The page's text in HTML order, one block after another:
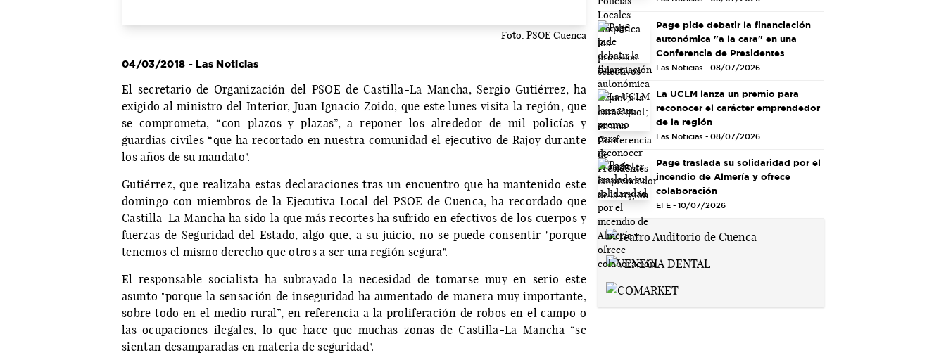
Foto: PSOE Cuenca
04/03/2018 - Las Noticias
El secretario de Organización del PSOE de Castilla-La Mancha, Sergio Gutiérrez, ha
exigido al ministro del Interior, Juan Ignacio Zoido, que este lunes visita la región, que
se comprometa, “con plazos y plazas”, a reponer los alrededor de mil policías y
guardias civiles “que ha recortado en nuestra comunidad el ejecutivo de Rajoy durante
los años de su mandato".
Gutiérrez, que realizaba estas declaraciones tras un encuentro que ha mantenido este
domingo con miembros de la Ejecutiva Local del PSOE de Cuenca, ha recordado que
Castilla-La Mancha ha sido la que más recortes ha sufrido en efectivos de los cuerpos y
fuerzas de Seguridad del Estado, algo que, a su juicio, no se puede consentir "porque
tenemos el mismo derecho que otros a ser una región segura".
El responsable socialista ha subrayado la necesidad de tomarse muy en serio este
asunto "porque la sensación de inseguridad ha aumentado de manera muy importante,
sobre todo en el medio rural”, en referencia a la proliferación de robos en el campo o
las ocupaciones ilegales, lo que hace que muchas zonas de Castilla-La Mancha “se
sientan desamparadas en materia de seguridad".
Page pide debatir la financiación
autonómica "a la cara" en una
Conferencia de Presidentes
Las Noticias - 08/07/2026
La UCLM lanza un premio para
reconocer el carácter emprendedor
de la región
Las Noticias - 08/07/2026
Page traslada su solidaridad por el
incendio de Almería y ofrece
colaboración
EFE - 10/07/2026